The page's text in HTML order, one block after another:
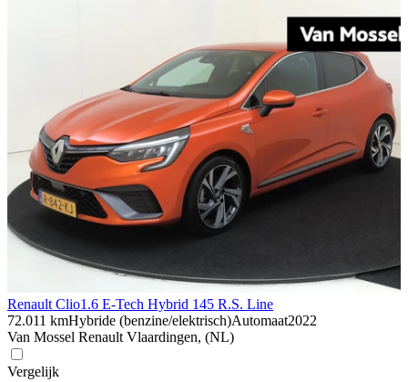
Renault Clio1.6 E-Tech Hybrid 145 R.S. Line
72.011 kmHybride (benzine/elektrisch)Automaat2022
Van Mossel Renault Vlaardingen, (NL)
Vergelijk